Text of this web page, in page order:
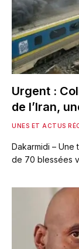
Urgent :
de l’Iran,
UNES ET ACTUS
Dakarmidi –
de 70 blessées